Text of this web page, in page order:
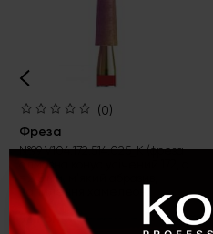
(0)
Фреза
№99 V104.172.514.025_K (фреза
алмазна конус усічений 172, d
= 2,5 мм, м'який абразив,
напилення хамелеон)
91 грн